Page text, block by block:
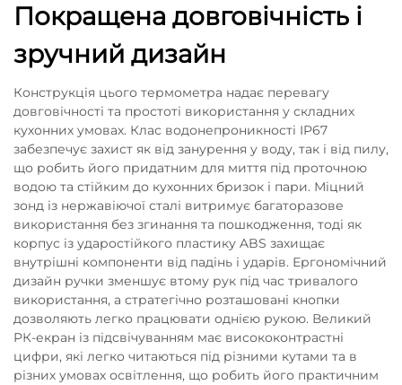
Покращена довговічність і
зручний дизайн
Конструкція цього термометра надає перевагу
довговічності та простоті використання у складних
кухонних умовах. Клас водонепроникності IP67
забезпечує захист як від занурення у воду, так і від пилу,
що робить його придатним для миття під проточною
водою та стійким до кухонних бризок і пари. Міцний
зонд із нержавіючої сталі витримує багаторазове
використання без згинання та пошкодження, тоді як
корпус із ударостійкого пластику ABS захищає
внутрішні компоненти від падінь і ударів. Ергономічний
дизайн ручки зменшує втому рук під час тривалого
використання, а стратегічно розташовані кнопки
дозволяють легко працювати однією рукою. Великий
РК-екран із підсвічуванням має висококонтрастні
цифри, які легко читаються під різними кутами та в
різних умовах освітлення, що робить його практичним